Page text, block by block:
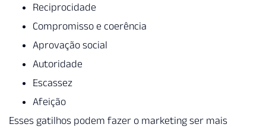
Reciprocidade
Compromisso e coerência
Aprovação social
Autoridade
Escassez
Afeição
Esses gatilhos podem fazer o marketing ser mais